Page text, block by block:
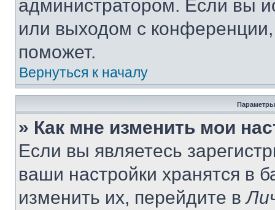
администратором. Если вы
или выходом с
поможет.
Вернуться к началу
Параметры
» Как мне изменить мои
Если вы являетесь
ваши настройки хранятся в
изменить их, перейдите в